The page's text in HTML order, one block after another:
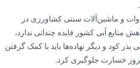
ادوات و ماشین‌آلات سنتی کشاورزی در
منابع آبی کشور فایده چندانی ندارد،
بذر کود و دیگر نهاده‌ها باید با کمک گرفتن
بروز خسارت جلوگیری کرد.